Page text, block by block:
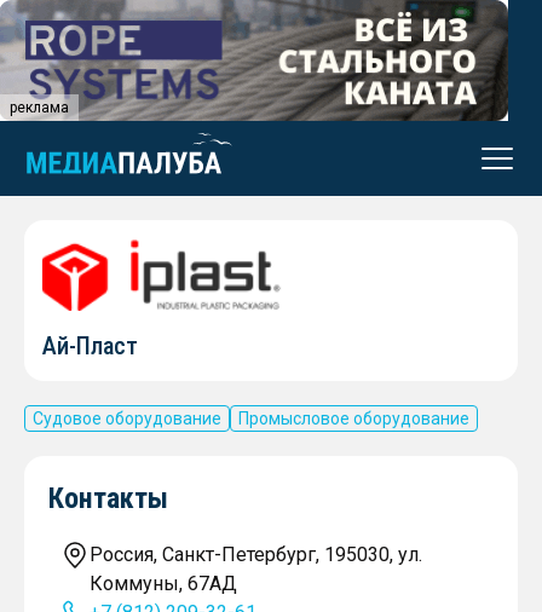
реклама
Ай-Пласт
Судовое оборудование Промысловое оборудование
Контакты
Россия, Санкт-Петербург, 195030, ул.
Коммуны, 67АД